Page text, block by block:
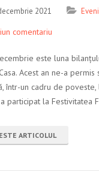
2021
comentariu
este luna
Acest an ne-a
într-un cadru de
participat la Festivitatea
ARTICOLUL